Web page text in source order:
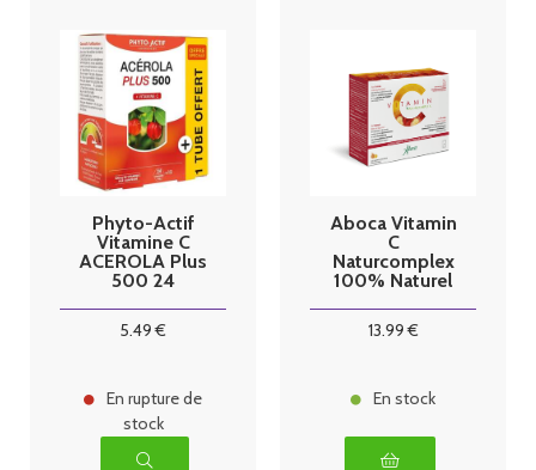
Phyto-Actif
Vitamine C
ACEROLA Plus
500 24
tube offert
5.49 €
En rupture de
stock
Aboca Vitamin
C
Naturcomplex
100% Naturel
granulés
13.99€
En stock